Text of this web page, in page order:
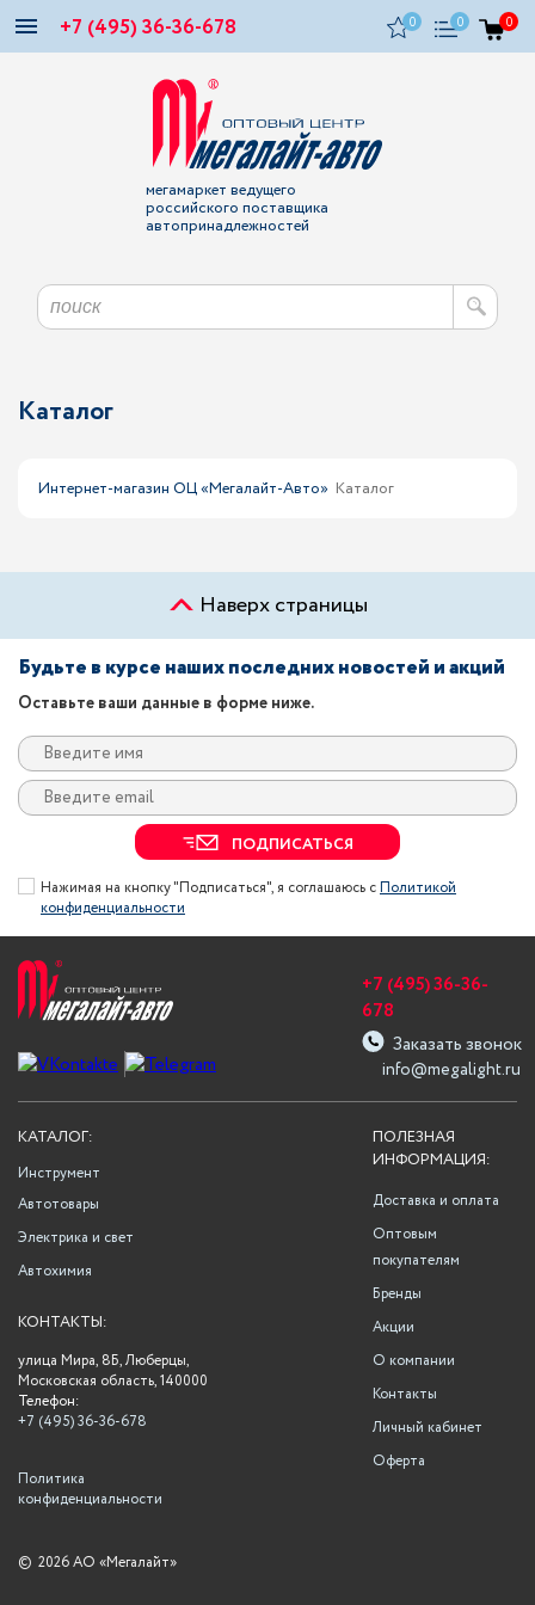
+7 (495) 36-36-678 0 0 0
мегамаркет ведущего
российского поставщика
автопринадлежностей
Каталог
Интернет-магазин ОЦ «Мегалайт-Авто» Каталог
Наверх страницы
Будьте в курсе наших последних новостей и акций
Оставьте ваши данные в форме ниже.
ПОДПИСАТЬСЯ
Нажимая на кнопку "Подписаться", я соглашаюсь сПолитикой
конфиденциальности
info@megalight.ru
+7 (495) 36-36-
678
Заказать звонок
ПОЛЕЗНАЯ
ИНФОРМАЦИЯ:
Доставка и оплата
Оптовым
покупателям
Бренды
Акции
О компании
Контакты
Личный кабинет
Оферта
КАТАЛОГ:
Инструмент
Автотовары
Электрика и свет
Автохимия
КОНТАКТЫ:
улица Мира, 8Б, Люберцы,
Московская область, 140000
Телефон:
+7 (495) 36-36-678
Политика
конфиденциальности
© 2026 АО «Мегалайт»